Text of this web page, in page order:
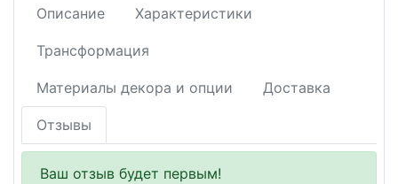
Описание Характеристики
Трансформация
Материалы декора и опции Доставка
Отзывы
Ваш отзыв будет первым!